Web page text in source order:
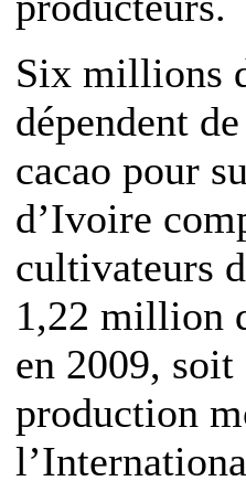
Six millions
dépendent
cacao pour
d’Ivoire
cultivateurs
1,22 million
en 2009,
production